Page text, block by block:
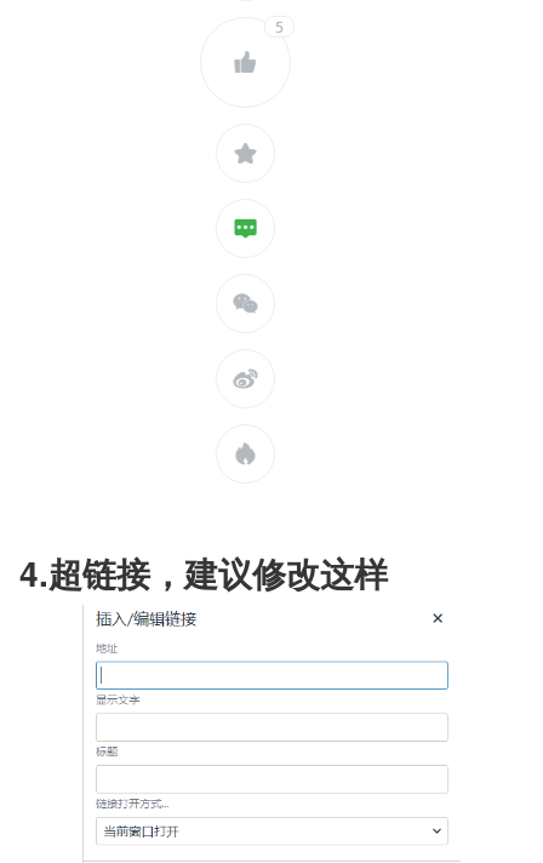
4.超链接，建议修改这样